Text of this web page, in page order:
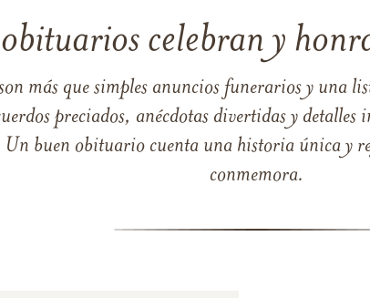
celebran y
más que simples anuncios funerarios y una
preciados, anécdotas divertidas y detalles
buen obituario cuenta una historia única y
conmemora.